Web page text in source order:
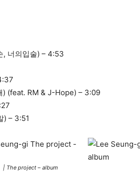
, 너의입술) – 4:53
) (feat. RM & J-Hope) – 3:09
) – 3:51
| The project – album